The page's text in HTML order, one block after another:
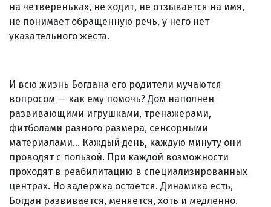
на четвереньках, не ходит, не отзывается на имя,
не понимает обращенную речь, у него нет
указательного жеста.
И всю жизнь Богдана его родители мучаются
вопросом — как ему помочь? Дом наполнен
развивающими игрушками, тренажерами,
фитболами разного размера, сенсорными
материалами... Каждый день, каждую минуту они
проводят с пользой. При каждой возможности
проходят в реабилитацию в специализированных
центрах. Но задержка остается. Динамика есть,
Богдан развивается, меняется, хоть и медленно.